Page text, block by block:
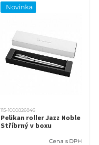
Novinka
115-1000826846
Pelikan roller Jazz Noble
Stříbrný v boxu
Cena s DPH